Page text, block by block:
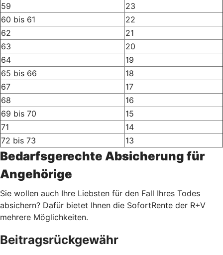
59
23
60 bis 61
22
62
21
63
20
64
19
65 bis 66
18
67
17
68
16
69 bis 70
15
71
14
72 bis 73
13
Bedarfsgerechte Absicherung für
Angehörige
Sie wollen auch Ihre Liebsten für den Fall Ihres Todes
absichern? Dafür bietet Ihnen die SofortRente der R+V
mehrere Möglichkeiten.
Beitragsrückgewähr